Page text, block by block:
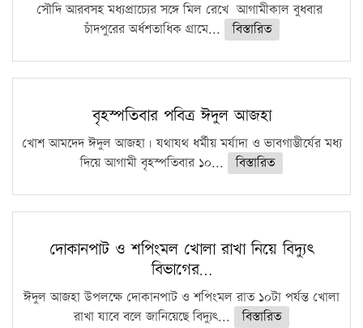
সৌদি আরবসহ মধ্যপ্রাচ্যের সঙ্গে মিল রেখে আগামীকাল বুধবার
চাঁদপুরের অর্ধশতাধিক গ্রামে...
বিস্তারিত
বৃহস্পতিবার পবিত্র ঈদুল আজহা
খোশ আমদেদ ঈদুল আজহা। যথাযথ ধর্মীয় মর্যাদা ও ভাবগাম্ভীর্যের মধ্য
দিয়ে আগামী বৃহস্পতিবার ১০...
বিস্তারিত
দোকানপাট ও শপিংমল খোলা রাখা নিয়ে বিদ্যুৎ
বিভাগের…
ঈদুল আজহা উপলক্ষে দোকানপাট ও শপিংমল রাত ১০টা পর্যন্ত খোলা
রাখা যাবে বলে জানিয়েছে বিদ্যুৎ...
বিস্তারিত